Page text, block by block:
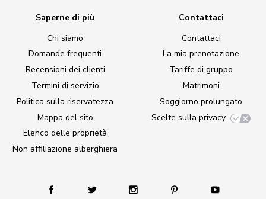
Saperne di più
Chi siamo
Domande frequenti
Recensioni dei clienti
Termini di servizio
Politica sulla riservatezza
Mappa del sito
Elenco delle proprietà
Non affiliazione alberghiera
Contattaci
Contattaci
La mia prenotazione
Tariffe di gruppo
Matrimoni
Soggiorno prolungato
Scelte sulla privacy